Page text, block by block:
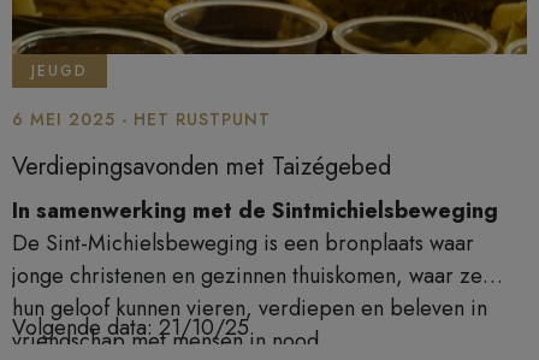
JEUGD
6 MEI 2025 - HET RUSTPUNT
Verdiepingsavonden met Taizégebed
In samenwerking met de Sintmichielsbeweging
De Sint-Michielsbeweging is een bronplaats waar
jonge christenen en gezinnen thuiskomen, waar ze
hun geloof kunnen vieren, verdiepen en beleven in
vriendschap met mensen in nood.
Volgende data: 21/10/25